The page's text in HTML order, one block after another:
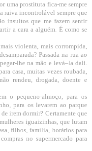
uma prostituta fica-me sempre
raiva incontrolável sempre que
insultos que me fazem sentir
a cara a alguém. É como se
violenta, mais corrompida,
Passada na rua ao
lhe na mão e levá–la dali.
casa, muitas vezes roubada,
rendeu, drogada, doente e
o pequeno-almoço, para os
para os levarem ao parque
irem dormir? Certamente que
iguaizinhas, que lutam
filhos, família, horários para
no supermercado para